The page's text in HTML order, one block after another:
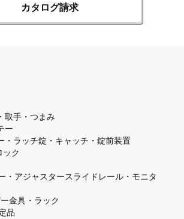
カタログ請求
取手・つまみ
ー
・ラッチ錠・キャッチ・錠前装置
ック
・アジャスタースライドレール・モニタ
金具・ラック
品